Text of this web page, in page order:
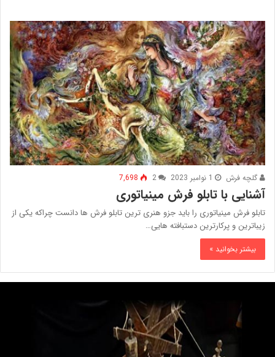
گلچه فرش 1 نوامبر 2023 2
7,698
آشنایی با تابلو فرش مینیاتوری
تابلو فرش مینیاتوری را باید جزو هنری ترین تابلو فرش ها دانست چراکه یکی از
زیباترین و پرکارترین دستبافته هایی…
بیشتر بخوانید »